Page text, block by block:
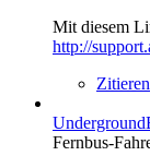
Mit diesem
http://
Zitieren
Fernbus-